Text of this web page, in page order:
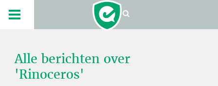
Alle berichten over
'Rinoceros'